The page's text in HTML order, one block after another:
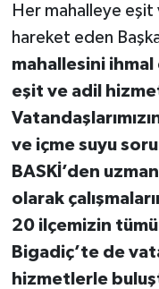
Her mahalleye eşit
hareket eden
mahallesini
eşit ve adil
ve içme suyu
BASKİ’den
olarak
20 ilçemizin
Bigadiç’te de
hizmetlerle